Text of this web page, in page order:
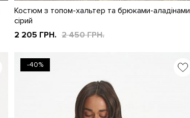
Костюм з топом-хальтер та брюками-аладінами
сірий
2 205 ГРН. 2 450 ГРН.
-40%